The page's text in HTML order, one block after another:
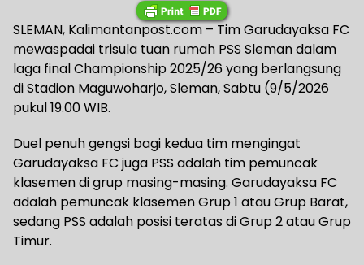
SLEMAN, Kalimantanpost.com – Tim Garudayaksa FC
mewaspadai trisula tuan rumah PSS Sleman dalam
laga final Championship 2025/26 yang berlangsung
di Stadion Maguwoharjo, Sleman, Sabtu (9/5/2026
pukul 19.00 WIB.
Duel penuh gengsi bagi kedua tim mengingat
Garudayaksa FC juga PSS adalah tim pemuncak
klasemen di grup masing-masing. Garudayaksa FC
adalah pemuncak klasemen Grup 1 atau Grup Barat,
sedang PSS adalah posisi teratas di Grup 2 atau Grup
Timur.